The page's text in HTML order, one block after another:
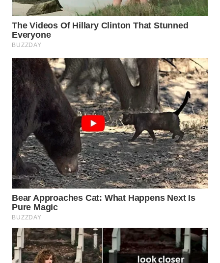
UTARA
WN
SAMOSIR
WN
PADANG
LAWAS
WN
SUMEDANG
WN
CIANJUR
WN
KEPULAUAN
SERIBU
WN
TANGERANG